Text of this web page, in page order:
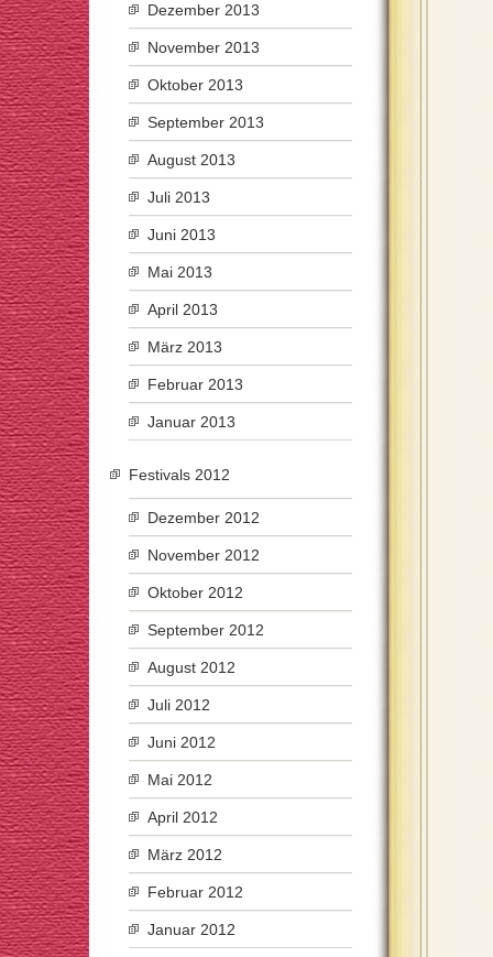
Dezember 2013
November 2013
Oktober 2013
September 2013
August 2013
Juli 2013
Juni 2013
Mai 2013
April 2013
März 2013
Februar 2013
Januar 2013
Festivals 2012
Dezember 2012
November 2012
Oktober 2012
September 2012
August 2012
Juli 2012
Juni 2012
Mai 2012
April 2012
März 2012
Februar 2012
Januar 2012